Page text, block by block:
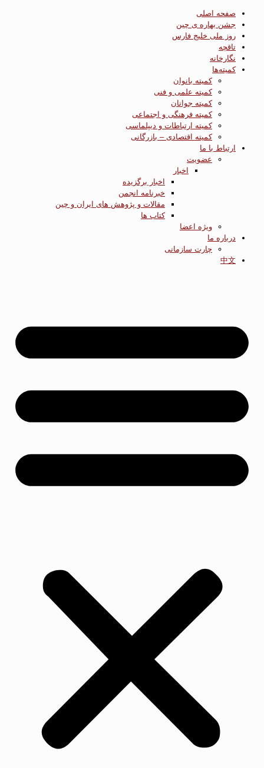
صفحه اصلی
جشن بهاره ی چین
روز ملی خلیج فارس
تاقچه
نگارخانه
کمیته‌ها
کمیته بانوان
کمیته علمی و فنی
کمیته جوانان
کمیته فرهنگی و اجتماعی
کمیته ارتباطات و دیپلماسی
کمیته اقتصادی – بازرگانی
ارتباط با ما
عضویت
اخبار
اخبار برگزیده
خبرنامه انجمن
مقالات و پژوهش های ایران و چین
کتاب ها
ویژه اعضا
درباره ما
چارت سازمانی
中文